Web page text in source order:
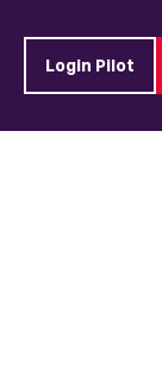
Login Pilot